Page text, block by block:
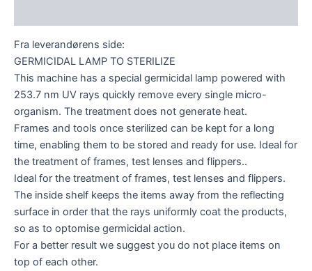
Fra leverandørens side:
GERMICIDAL LAMP TO STERILIZE
This machine has a special germicidal lamp powered with
253.7 nm UV rays quickly remove every single micro-
organism. The treatment does not generate heat.
Frames and tools once sterilized can be kept for a long
time, enabling them to be stored and ready for use. Ideal for
the treatment of frames, test lenses and flippers..
Ideal for the treatment of frames, test lenses and flippers.
The inside shelf keeps the items away from the reflecting
surface in order that the rays uniformly coat the products,
so as to optomise germicidal action.
For a better result we suggest you do not place items on
top of each other.